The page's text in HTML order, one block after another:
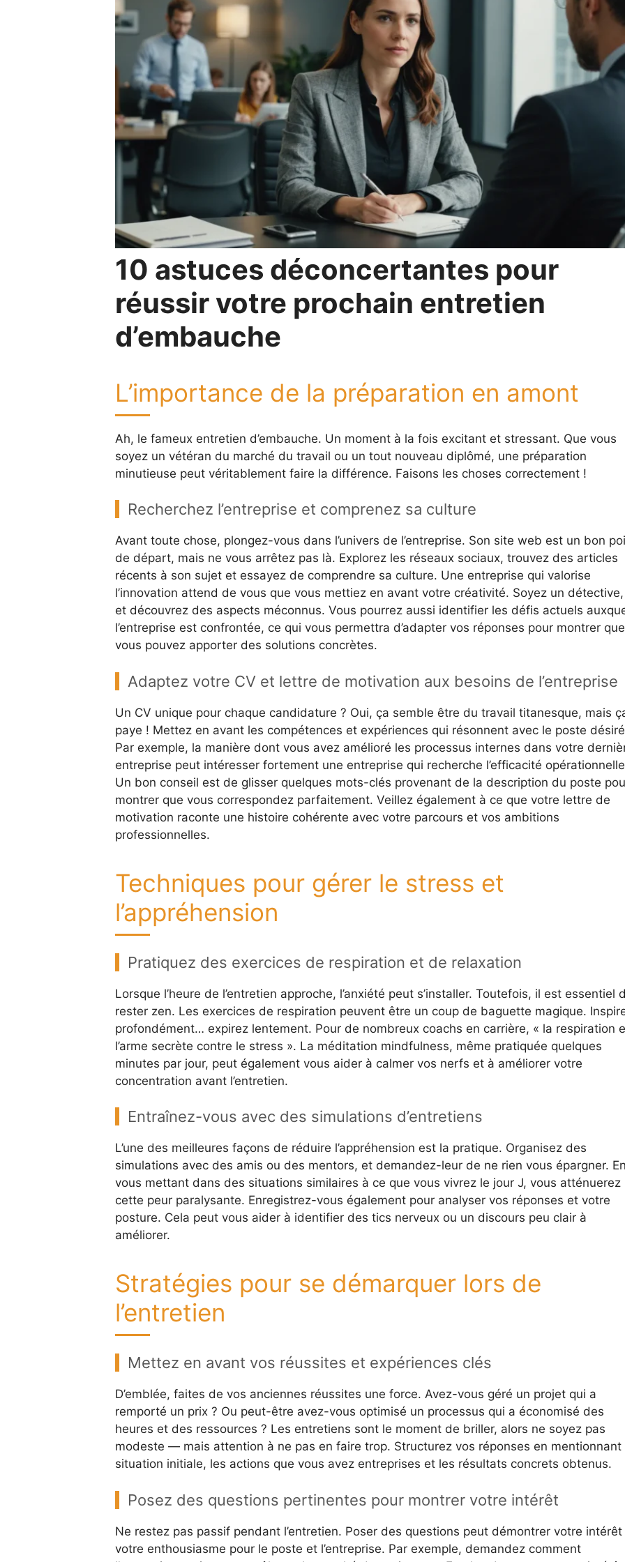
10 astuces déconcertantes pour
réussir votre prochain entretien
d’embauche
L’importance de la préparation en amont
Ah, le fameux entretien d’embauche. Un moment à la fois excitant et stressant. Que vous
soyez un vétéran du marché du travail ou un tout nouveau diplômé, une préparation
minutieuse peut véritablement faire la différence. Faisons les choses correctement !
Recherchez l’entreprise et comprenez sa culture
Avant toute chose, plongez-vous dans l’univers de l’entreprise. Son site web est un bon
de départ, mais ne vous arrêtez pas là. Explorez les réseaux sociaux, trouvez des articles
récents à son sujet et essayez de comprendre sa culture. Une entreprise qui valorise
l’innovation attend de vous que vous mettiez en avant votre créativité. Soyez un détective,
et découvrez des aspects méconnus. Vous pourrez aussi identifier les défis actuels
l’entreprise est confrontée, ce qui vous permettra d’adapter vos réponses pour montrer que
vous pouvez apporter des solutions concrètes.
Adaptez votre CV et lettre de motivation aux besoins de l’entreprise
Un CV unique pour chaque candidature ? Oui, ça semble être du travail titanesque, mais
paye ! Mettez en avant les compétences et expériences qui résonnent avec le poste
Par exemple, la manière dont vous avez amélioré les processus internes dans votre
entreprise peut intéresser fortement une entreprise qui recherche l’efficacité
Un bon conseil est de glisser quelques mots-clés provenant de la description du poste
montrer que vous correspondez parfaitement. Veillez également à ce que votre lettre de
motivation raconte une histoire cohérente avec votre parcours et vos ambitions
professionnelles.
Techniques pour gérer le stress et
l’appréhension
Pratiquez des exercices de respiration et de relaxation
Lorsque l’heure de l’entretien approche, l’anxiété peut s’installer. Toutefois, il est essentiel
rester zen. Les exercices de respiration peuvent être un coup de baguette magique.
profondément… expirez lentement. Pour de nombreux coachs en carrière, « la respiration
l’arme secrète contre le stress ». La méditation mindfulness, même pratiquée quelques
minutes par jour, peut également vous aider à calmer vos nerfs et à améliorer votre
concentration avant l’entretien.
Entraînez-vous avec des simulations d’entretiens
L’une des meilleures façons de réduire l’appréhension est la pratique. Organisez des
simulations avec des amis ou des mentors, et demandez-leur de ne rien vous épargner. En
vous mettant dans des situations similaires à ce que vous vivrez le jour J, vous atténuerez
cette peur paralysante. Enregistrez-vous également pour analyser vos réponses et votre
posture. Cela peut vous aider à identifier des tics nerveux ou un discours peu clair à
améliorer.
Stratégies pour se démarquer lors de
l’entretien
Mettez en avant vos réussites et expériences clés
D’emblée, faites de vos anciennes réussites une force. Avez-vous géré un projet qui a
remporté un prix ? Ou peut-être avez-vous optimisé un processus qui a économisé des
heures et des ressources ? Les entretiens sont le moment de briller, alors ne soyez pas
modeste — mais attention à ne pas en faire trop. Structurez vos réponses en mentionnant
situation initiale, les actions que vous avez entreprises et les résultats concrets obtenus.
Posez des questions pertinentes pour montrer votre intérêt
Ne restez pas passif pendant l’entretien. Poser des questions peut démontrer votre intérêt
votre enthousiasme pour le poste et l’entreprise. Par exemple, demandez comment